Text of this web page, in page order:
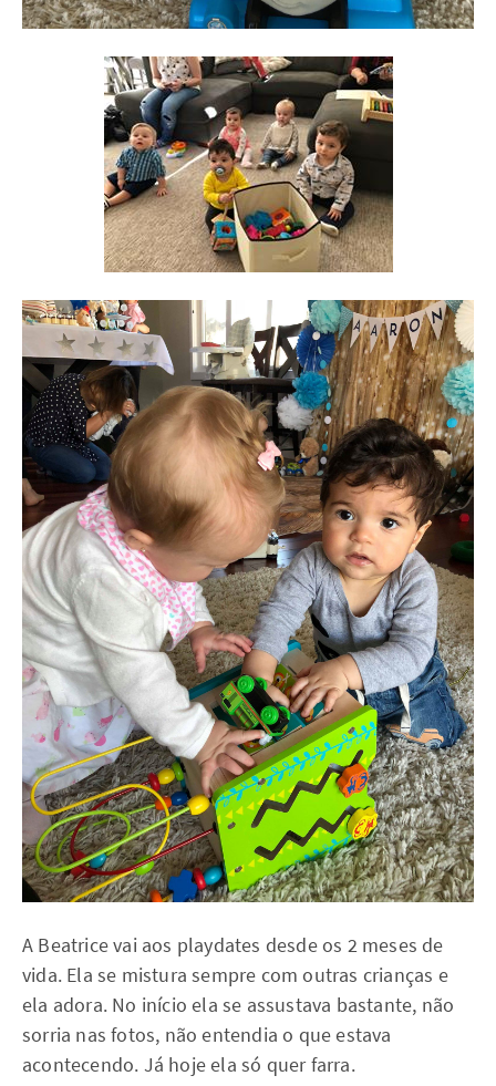
A Beatrice vai aos playdates desde os 2 meses de
vida. Ela se mistura sempre com outras crianças e
ela adora. No início ela se assustava bastante, não
sorria nas fotos, não entendia o que estava
acontecendo. Já hoje ela só quer farra.